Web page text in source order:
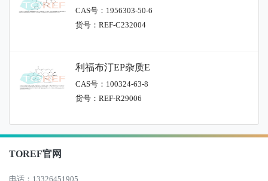
CAS号：1956303-50-6
货号：REF-C232004
利福布汀EP杂质E
CAS号：100324-63-8
货号：REF-R29006
TOREF官网